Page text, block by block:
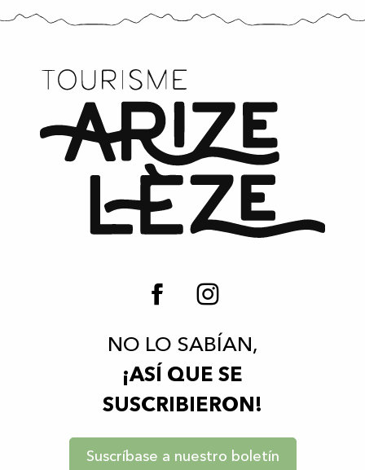
NO LO SABÍAN,
¡ASÍ QUE SE
SUSCRIBIERON!
Suscríbase a nuestro boletín